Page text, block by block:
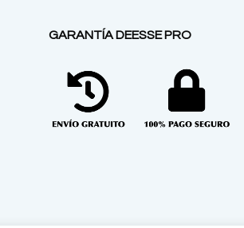
GARANTÍA DEESSE PRO